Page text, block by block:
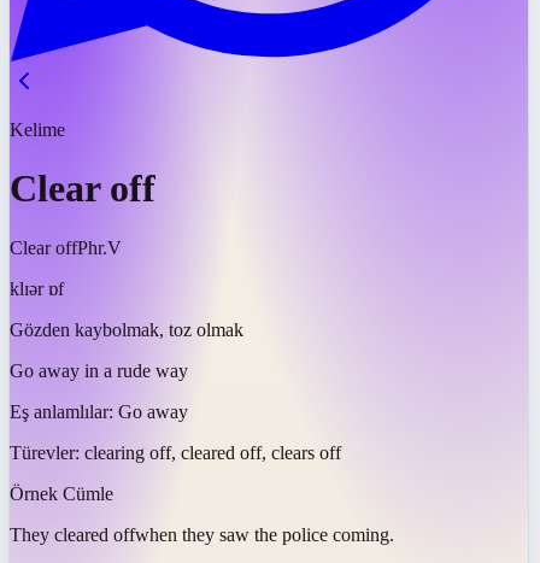
Kelime
Clear off
Clear offPhr.V
klɪər ɒf
Gözden kaybolmak, toz olmak
Go away in a rude way
Eş anlamlılar: Go away
Türevler: clearing off, cleared off, clears off
Örnek Cümle
They cleared offwhen they saw the police coming.